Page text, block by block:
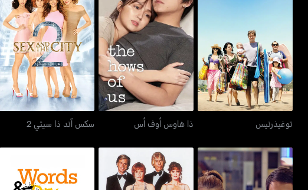
توغيذرنيس
توغيذرنيس
ذا هاوس أوف أس
ذا هاوس أوف أس
سكس آند ذا سيتي 2
سكس آند ذا سيتي 2